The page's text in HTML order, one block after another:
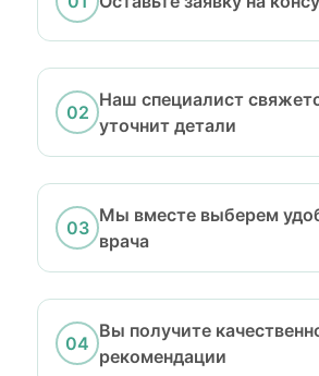
Наш специалист
уточнит детали
Мы вместе выберем
врача
Вы получите
рекомендации